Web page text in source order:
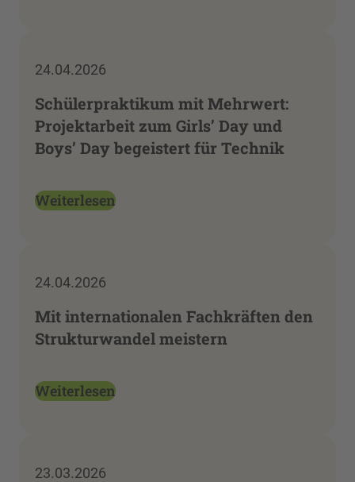
24.04.2026
Schülerpraktikum mit Mehrwert:
Projektarbeit zum Girls’ Day und
Boys’ Day begeistert für Technik
Weiterlesen
24.04.2026
Mit internationalen Fachkräften den
Strukturwandel meistern
Weiterlesen
23.03.2026